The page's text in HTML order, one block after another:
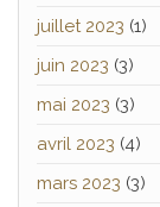
juillet 2023 (1)
juin 2023 (3)
mai 2023 (3)
avril 2023 (4)
mars 2023 (3)